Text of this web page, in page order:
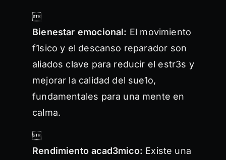

Bienestar emocional: El movimiento
f1sico y el descanso reparador son
aliados clave para reducir el estr3s y
mejorar la calidad del sue1o,
fundamentales para una mente en
calma.

Rendimiento acad3mico: Existe una